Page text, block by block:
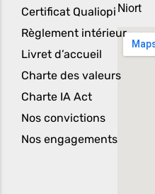
Certificat Qualiopi
Règlement intérieur
Livret d’accueil
Charte des valeurs
Charte IA Act
Nos convictions
Nos engagements
Niort